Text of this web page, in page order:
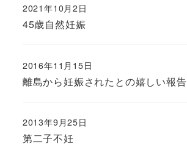
45歳自然妊娠
2021年10月2日
離島から妊娠されたとの嬉しい報告
2016年11月15日
第二子不妊
2013年9月25日